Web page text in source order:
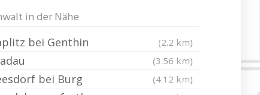
in der Nähe
bei Genthin (2.2 km)
(3.56 km)
bei Burg (4.12 km)